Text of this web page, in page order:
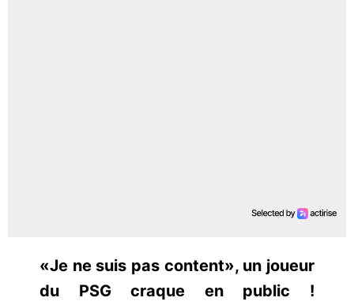
«Je ne suis pas content», un joueur
du PSG craque en public !